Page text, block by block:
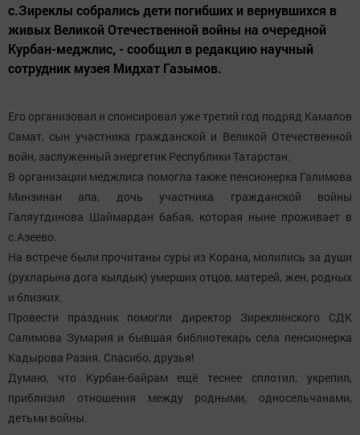
с.Зиреклы собрались дети погибших и вернувшихся в
живых Великой Отечественной войны на очередной
Курбан-меджлис, - сообщил в редакцию научный
сотрудник музея Мидхат Газымов.
Его организовал и спонсировал уже третий год подряд Камалов
Самат, сын участника гражданской и Великой Отечественной
войн, заслуженный энергетик Республики Татарстан.
В организации меджлиса помогла также пенсионерка Галимова
Минзинан апа, дочь участника гражданской войны
Галяутдинова Шаймардан бабая, которая ныне проживает в
с.Азеево.
На встрече были прочитаны суры из Корана, молились за души
(рухларына дога кылдык) умерших отцов, матерей, жен, родных
и близких.
Провести праздник помогли директор Зиреклинского СДК
Салимова Зумария и бывшая библиотекарь села пенсионерка
Кадырова Разия. Спасибо, друзья!
Думаю, что Курбан-байрам ещё теснее сплотил, укрепил,
приблизил отношения между родными, односельчанами,
детьми войны.